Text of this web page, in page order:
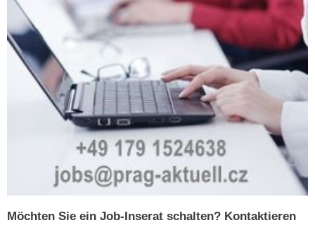
Möchten Sie ein Job-Inserat schalten? Kontaktieren